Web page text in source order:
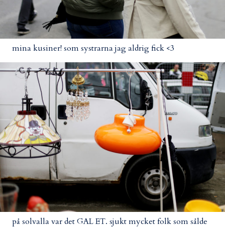
mina kusiner! som systrarna jag aldrig fick <3
på solvalla var det GAL ET. sjukt mycket folk som sålde